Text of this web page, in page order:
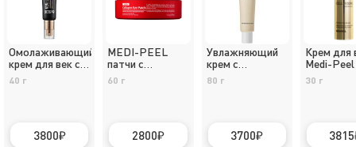
Омолаживающий
крем для век с
пептидами
Medi-Peel
Volumy Eye
40 г
3800
MEDI-PEEL
патчи с
коллагеном red
60 г
2800
Увлажняющий
крем с
лактобактериями
Manyo Bifida
80 г
3700
Крем для
Medi-
Toxing
30 г
3815